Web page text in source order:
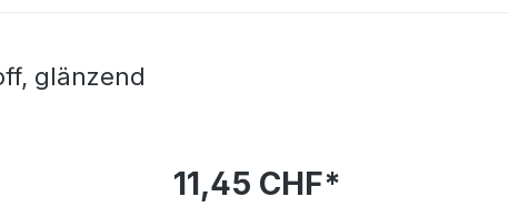
glänzend
11,45 CHF*